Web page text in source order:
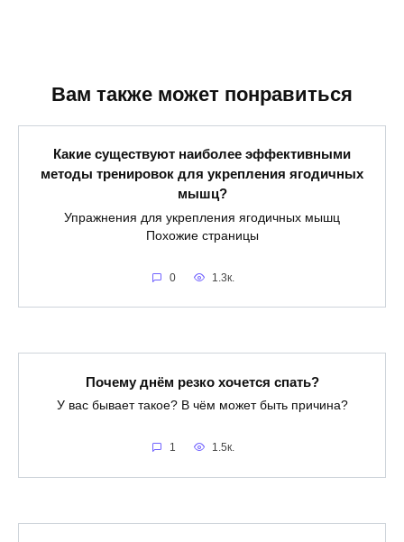
Вам также может понравиться
Какие существуют наиболее эффективными
методы тренировок для укрепления ягодичных
мышц?
Упражнения для укрепления ягодичных мышц
Похожие страницы
0 1.3к.
Почему днём резко хочется спать?
У вас бывает такое? В чём может быть причина?
1 1.5к.